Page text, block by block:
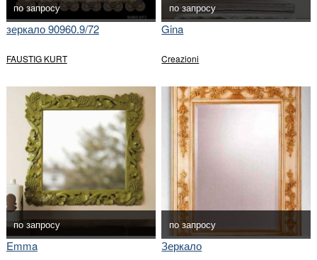
по запросу
зеркало 90960.9/72
FAUSTIG KURT
по запросу
Gina
Creazioni
по запросу
Emma
по запросу
Зеркало